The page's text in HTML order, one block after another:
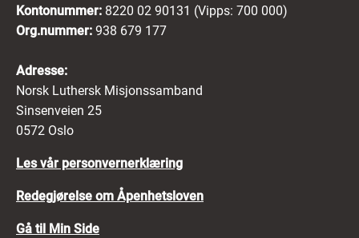
Kontonummer: 8220 02 90131 (Vipps: 700 000)
Org.nummer: 938 679 177
Adresse:
Norsk Luthersk Misjonssamband
Sinsenveien 25
0572 Oslo
Les vår personvernerklæring
Redegjørelse om Åpenhetsloven
Gå til Min Side